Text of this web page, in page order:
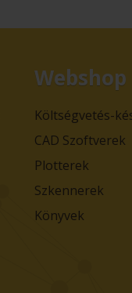
Webshop
Költségvetés-
CAD Szoftverek
Plotterek
Szkennerek
Könyvek